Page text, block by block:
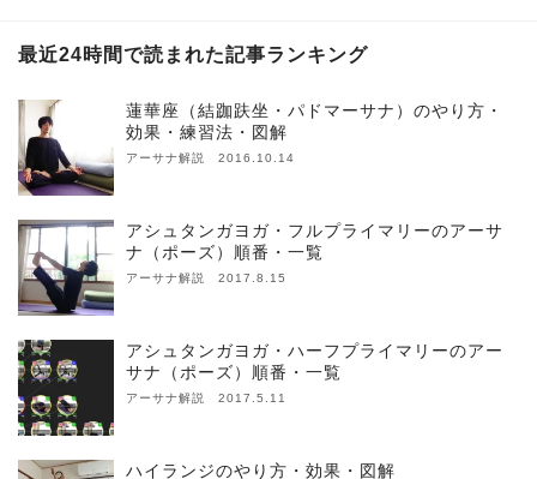
最近24時間で読まれた記事ランキング
蓮華座（結跏趺坐・パドマーサナ）のやり方・
効果・練習法・図解
アーサナ解説 2016.10.14
アシュタンガヨガ・フルプライマリーのアーサ
ナ（ポーズ）順番・一覧
アーサナ解説 2017.8.15
アシュタンガヨガ・ハーフプライマリーのアー
サナ（ポーズ）順番・一覧
アーサナ解説 2017.5.11
ハイランジのやり方・効果・図解